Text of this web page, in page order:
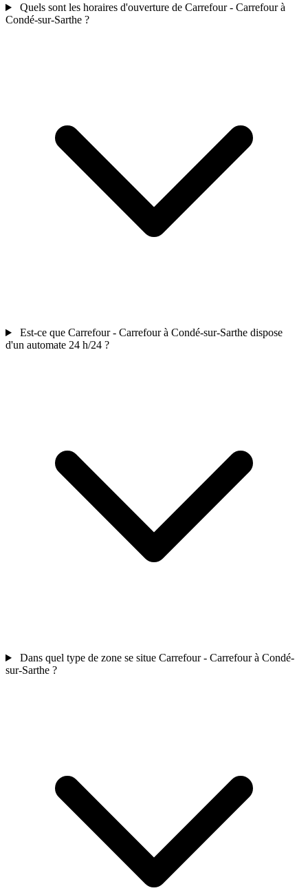
Quels sont les horaires d'ouverture de Carrefour - Carrefour à
Condé-sur-Sarthe ?
Est-ce que Carrefour - Carrefour à Condé-sur-Sarthe dispose
d'un automate 24 h/24 ?
Dans quel type de zone se situe Carrefour - Carrefour à Condé-
sur-Sarthe ?